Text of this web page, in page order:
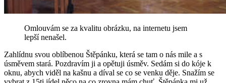
Omlouvám se za kvalitu obrázku, na internetu jsem
lepší nenašel.
Zahlídnu svou oblíbenou Štěpánku, která se tam o nás mile a s
úsměvem stará. Pozdravím ji a opětuji úsměv. Sedám si do kóje k
oknu, abych viděl na kašnu a díval se co se venku děje. Snažím se